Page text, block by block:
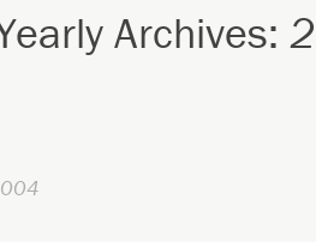
Archives: